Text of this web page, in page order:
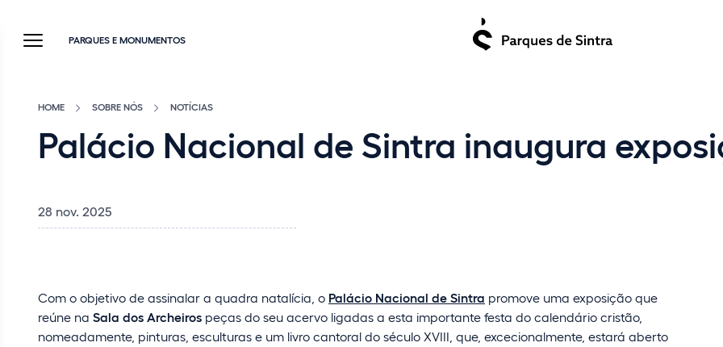
PARQUES E MONUMENTOS
HOME SOBRE NÓS NOTÍCIAS
Palácio Nacional de Sintra inaugura
28 nov. 2025
Com o objetivo de assinalar a quadra natalícia, o Palácio Nacional de Sintra promove uma exposição que
reúne na Sala dos Archeiros peças do seu acervo ligadas a esta importante festa do calendário cristão,
nomeadamente, pinturas, esculturas e um livro cantoral do século XVIII, que, excecionalmente, estará aberto